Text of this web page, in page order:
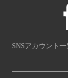
SNSアカウント一